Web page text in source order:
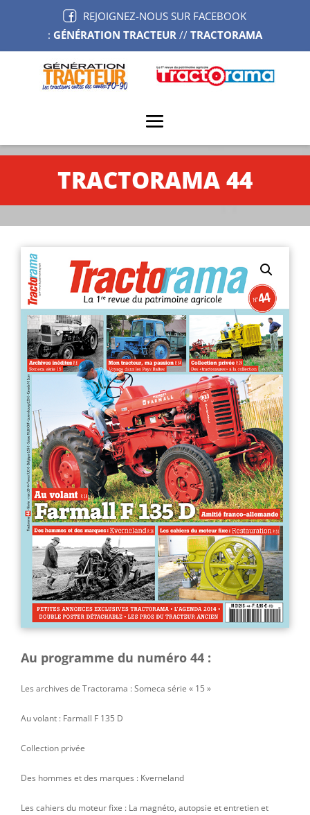
REJOIGNEZ-NOUS SUR FACEBOOK
: GÉNÉRATION TRACTEUR// TRACTORAMA
TRACTORAMA 44
Au programme du numéro 44 :
Les archives de Tractorama : Someca série « 15 »
Au volant : Farmall F 135 D
Collection privée
Des hommes et des marques : Kverneland
Les cahiers du moteur fixe : La magnéto, autopsie et entretien et